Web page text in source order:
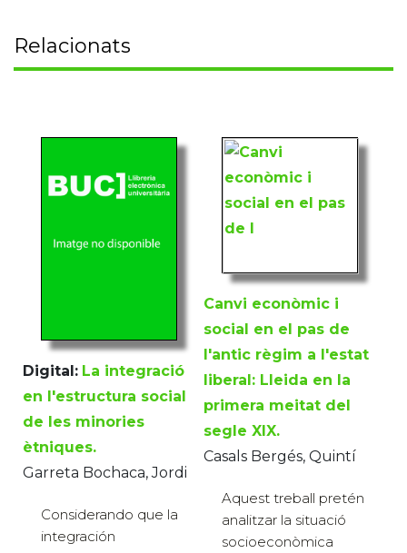
Relacionats
Digital: La integració
en l'estructura social
de les minories
ètniques.
Garreta Bochaca, Jordi
Considerando que la
integración
Canvi econòmic i
social en el pas de
l'antic règim a l'estat
liberal: Lleida en la
primera meitat del
segle XIX.
Casals Bergés, Quintí
Aquest treball pretén
analitzar la situació
socioeconòmica